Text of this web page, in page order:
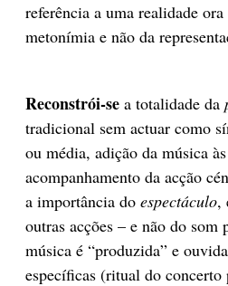
referência a uma realidade ora
metonímia e não da
Reconstrói-se a totalidade da
tradicional sem actuar como
ou média, adição da música
acompanhamento da acção
a importância do espectáculo,
outras acções – e não do
música é “produzida” e
específicas (ritual do